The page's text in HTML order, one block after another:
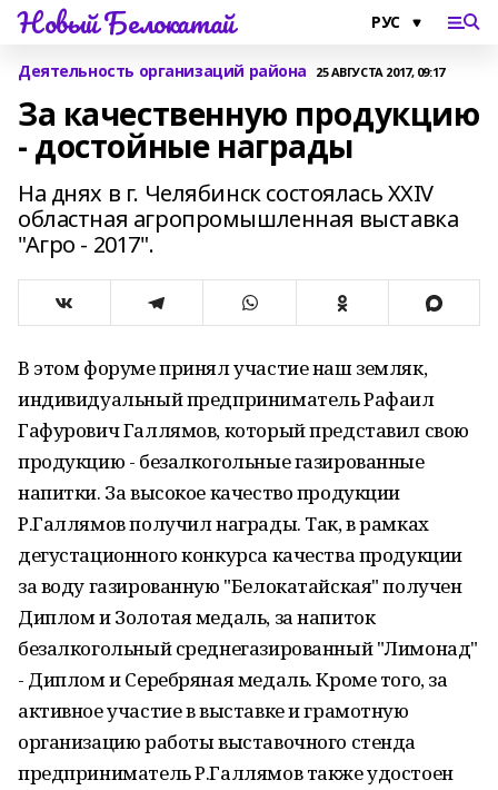
Новый Белокатай
Деятельность организаций района 25 АВГУСТА 2017, 09:17
За качественную продукцию
- достойные награды
На днях в г. Челябинск состоялась XXIV
областная агропромышленная выставка
"Агро - 2017".
В этом форуме принял участие наш земляк,
индивидуальный предприниматель Рафаил
Гафурович Галлямов, который представил свою
продукцию - безалкогольные газированные
напитки. За высокое качество продукции
Р.Галлямов получил награды. Так, в рамках
дегустационного конкурса качества продукции
за воду газированную "Белокатайская" получен
Диплом и Золотая медаль, за напиток
безалкогольный среднегазированный "Лимонад"
- Диплом и Серебряная медаль. Кроме того, за
активное участие в выставке и грамотную
организацию работы выставочного стенда
предприниматель Р.Галлямов также удостоен